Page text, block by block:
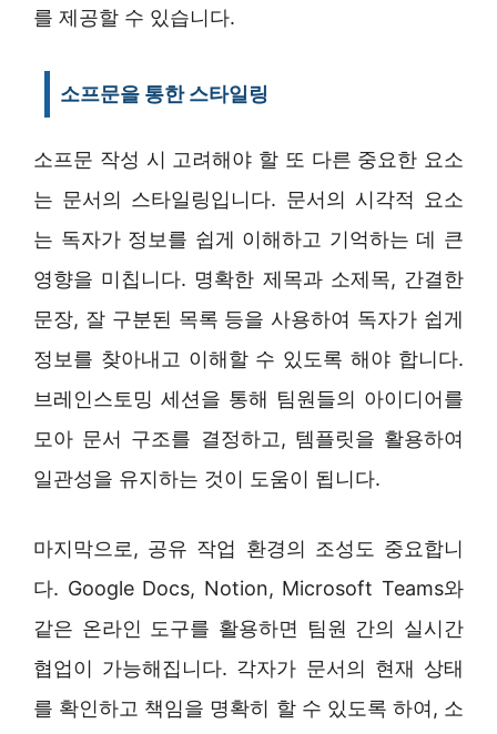
를 제공할 수 있습니다.
소프문을 통한 스타일링
소프문 작성 시 고려해야 할 또 다른 중요한 요소
는 문서의 스타일링입니다. 문서의 시각적 요소
는 독자가 정보를 쉽게 이해하고 기억하는 데 큰
영향을 미칩니다. 명확한 제목과 소제목, 간결한
문장, 잘 구분된 목록 등을 사용하여 독자가 쉽게
정보를 찾아내고 이해할 수 있도록 해야 합니다.
브레인스토밍 세션을 통해 팀원들의 아이디어를
모아 문서 구조를 결정하고, 템플릿을 활용하여
일관성을 유지하는 것이 도움이 됩니다.
마지막으로, 공유 작업 환경의 조성도 중요합니
다. Google Docs, Notion, Microsoft Teams와
같은 온라인 도구를 활용하면 팀원 간의 실시간
협업이 가능해집니다. 각자가 문서의 현재 상태
를 확인하고 책임을 명확히 할 수 있도록 하여, 소